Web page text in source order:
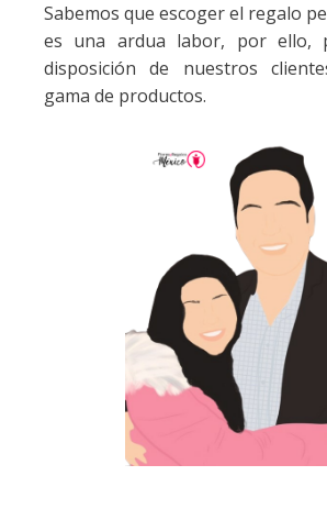
Sabemos que escoger el regalo
es una ardua labor, por ello,
disposición de nuestros
gama de productos.